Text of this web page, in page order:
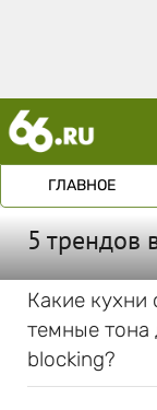
ГЛАВНОЕ
5 трендов
Какие кухни
темные тона
blocking?